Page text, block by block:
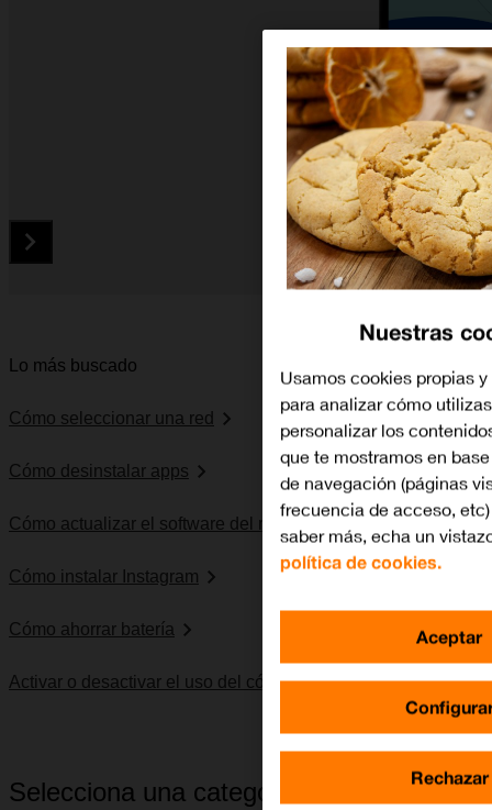
Lo más buscado
Cómo seleccionar una red
Cómo desinstalar apps
Cómo actualizar el software del móvil
Cómo instalar Instagram
Cómo ahorrar batería
Activar o desactivar el uso del código PIN
Selecciona una categoría
Nuestras
Usamos cookies propias
para analizar cómo
personalizar los
que te mostramos en
de navegación (páginas
frecuencia de acceso,
saber más, echa un
política de cookies.
Rechazar
Aceptar